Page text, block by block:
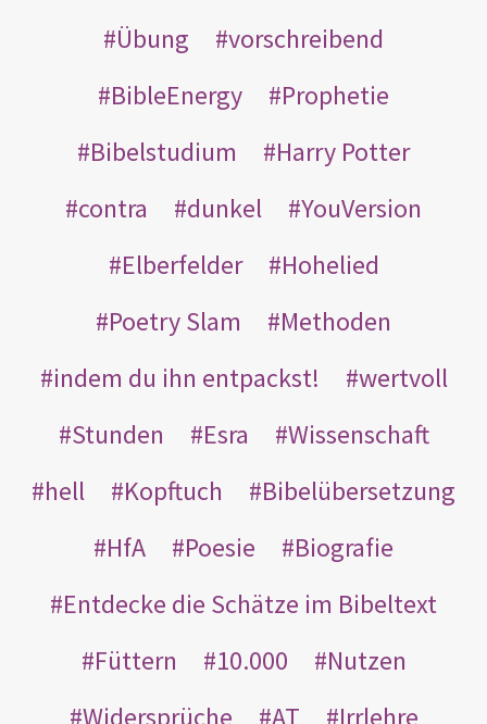
Übung
vorschreibend
BibleEnergy
Prophetie
Bibelstudium
Harry Potter
contra
dunkel
YouVersion
Elberfelder
Hohelied
Poetry Slam
Methoden
indem du ihn entpackst!
wertvoll
Stunden
Esra
Wissenschaft
hell
Kopftuch
Bibelübersetzung
HfA
Poesie
Biografie
Entdecke die Schätze im Bibeltext
Füttern
10.000
Nutzen
Widersprüche
AT
Irrlehre